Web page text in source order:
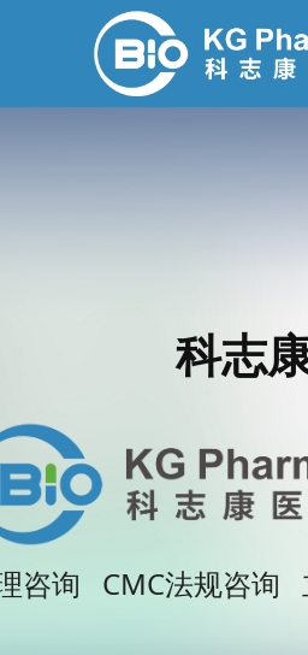
科志
咨询 CMC法规咨询